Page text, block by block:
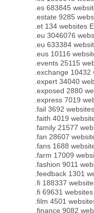
.es 683845
.estate 9285
.et 134 websites
.eu 3046076
.eu 633384
.eus 10116
.events 25115
.exchange
.expert 34040
.exposed 2880
.express 7019
.fail 3692
.faith 4019
.family 21577
.fan 28607
.fans 1688
.farm 17009
.fashion 9011
.feedback 1301
.fi 188337
.fi 69631
.film 4501
.finance 9082